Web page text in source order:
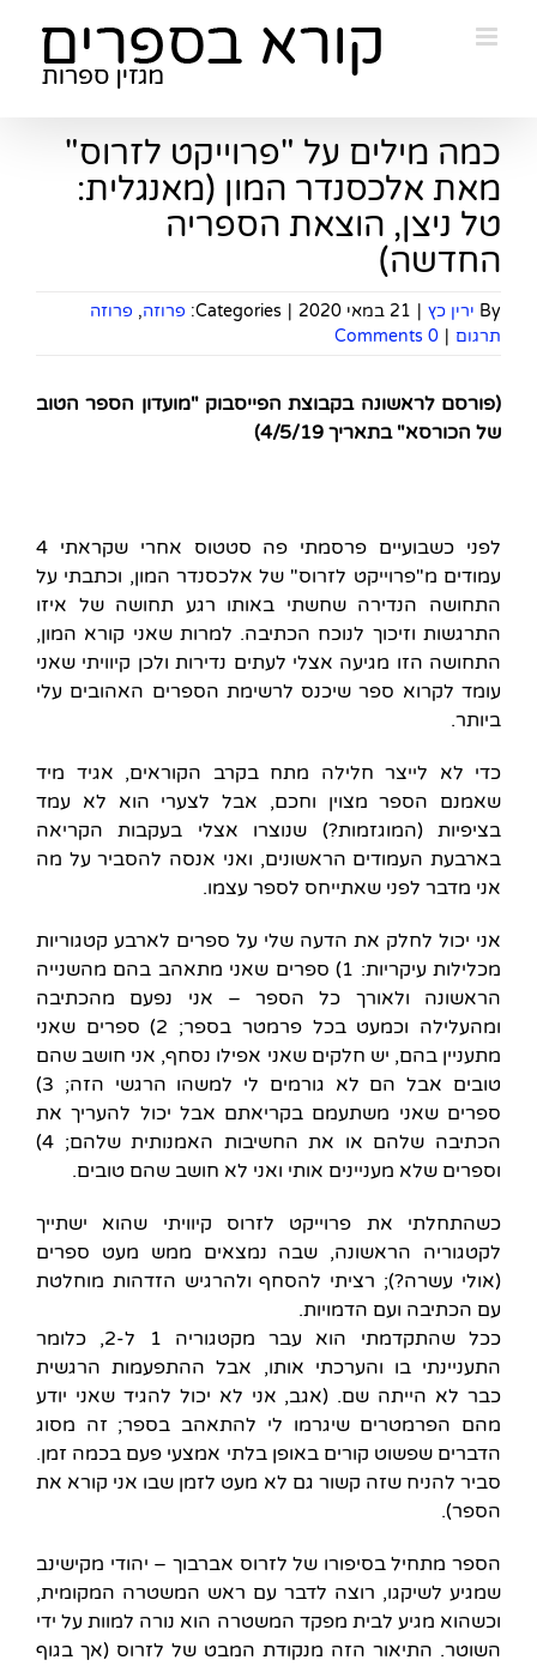
כמה מילים על "פרוייקט לזרוס"
מאת אלכסנדר המון (מאנגלית:
טל ניצן, הוצאת הספריה
החדשה)
By ירין כץ | 21 במאי 2020 |
Categories: פרוזה, פרוזה
תרגום |
0 Comments
(פורסם לראשונה בקבוצת הפייסבוק "מועדון הספר הטוב
של הכורסא" בתאריך 4/5/19
)
לפני כשבועיים פרסמתי פה סטטוס אחרי שקראתי 4
עמודים מ"פרוייקט לזרוס" של אלכסנדר המון, וכתבתי על
התחושה הנדירה שחשתי באותו רגע תחושה של איזו
התרגשות וזיכוך לנוכח הכתיבה. למרות שאני קורא המון,
התחושה הזו מגיעה אצלי לעתים נדירות ולכן קיוויתי שאני
עומד לקרוא ספר שיכנס לרשימת הספרים האהובים עלי
ביותר.
כדי לא לייצר חלילה מתח בקרב הקוראים, אגיד מיד
שאמנם הספר מצוין וחכם, אבל לצערי הוא לא עמד
בציפיות (המוגזמות?) שנוצרו אצלי בעקבות הקריאה
בארבעת העמודים הראשונים, ואני אנסה להסביר על מה
אני מדבר לפני שאתייחס לספר עצמו.
אני יכול לחלק את הדעה שלי על ספרים לארבע קטגוריות
מכלילות עיקריות: 1) ספרים שאני מתאהב בהם מהשנייה
הראשונה ולאורך כל הספר – אני נפעם מהכתיבה
ומהעלילה וכמעט בכל פרמטר בספר; 2) ספרים שאני
מתעניין בהם, יש חלקים שאני אפילו נסחף, אני חושב שהם
טובים אבל הם לא גורמים לי למשהו הרגשי הזה; 3)
ספרים שאני משתעמם בקריאתם אבל יכול להעריך את
הכתיבה שלהם או את החשיבות האמנותית שלהם; 4)
וספרים שלא מעניינים אותי ואני לא חושב שהם טובים.
כשהתחלתי את פרוייקט לזרוס קיוויתי שהוא ישתייך
לקטגוריה הראשונה, שבה נמצאים ממש מעט ספרים
(אולי עשרה?); רציתי להסחף ולהרגיש הזדהות מוחלטת
עם הכתיבה ועם הדמויות.
ככל שהתקדמתי הוא עבר מקטגוריה 1 ל-2, כלומר
התעניינתי בו והערכתי אותו, אבל ההתפעמות הרגשית
כבר לא הייתה שם. (אגב, אני לא יכול להגיד שאני יודע
מהם הפרמטרים שיגרמו לי להתאהב בספר; זה מסוג
הדברים שפשוט קורים באופן בלתי אמצעי פעם בכמה זמן.
סביר להניח שזה קשור גם לא מעט לזמן שבו אני קורא את
הספר).
הספר מתחיל בסיפורו של לזרוס אברבוך – יהודי מקישינב
שמגיע לשיקגו, רוצה לדבר עם ראש המשטרה המקומית,
וכשהוא מגיע לבית מפקד המשטרה הוא נורה למוות על ידי
השוטר. התיאור הזה מנקודת המבט של לזרוס (אך בגוף